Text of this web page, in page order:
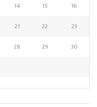
14 15
16
21 22
23
28 29
30